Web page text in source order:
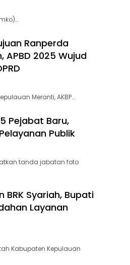
Ranperda
2025 Wujud
Meranti, AKBP…
Pejabat Baru,
Publik
tanda jabatan foto
BRK Syariah, Bupati
Layanan
Kabupaten Kepulauan